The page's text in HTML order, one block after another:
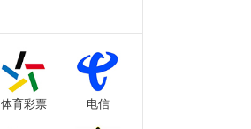
体育彩票 电信